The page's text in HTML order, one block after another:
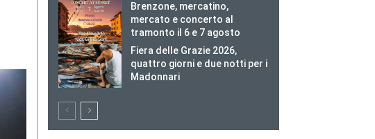
Brenzone, mercatino,
mercato e concerto al
tramonto il 6 e 7 agosto
Fiera delle Grazie 2026,
quattro giorni e due notti per i
Madonnari